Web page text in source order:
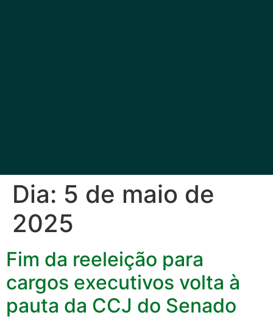
Dia: 5 de maio de
2025
Fim da reeleição para
cargos executivos volta à
pauta da CCJ do Senado